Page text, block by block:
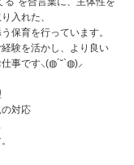
入れた、
保育を行っています。
験を活かし、より良い
事です⸜(◍´˘`◍)⸝
の対応